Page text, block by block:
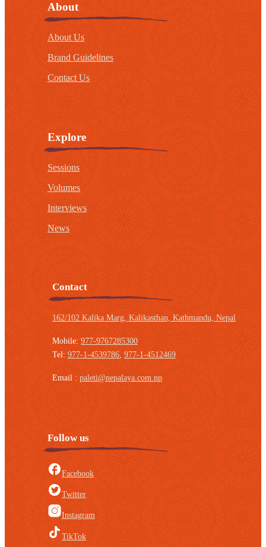
About
About Us
Brand Guidelines
Contact Us
Explore
Sessions
Volumes
Interviews
News
Contact
162/102 Kalika Marg, Kalikasthan, Kathmandu, Nepal
Mobile: 977-9767285300
Tel: 977-1-4539786 977-1-4512469
Email : paleti@nepalaya.com.np
Follow us
Facebook
Twitter
Instagram
TikTok